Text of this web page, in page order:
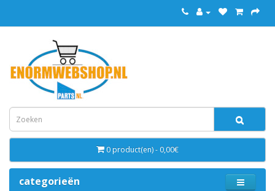
0 product(en) - 0,00€
categorieën